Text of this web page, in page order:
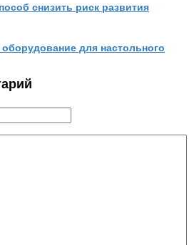
снизить риск развития
для настольного